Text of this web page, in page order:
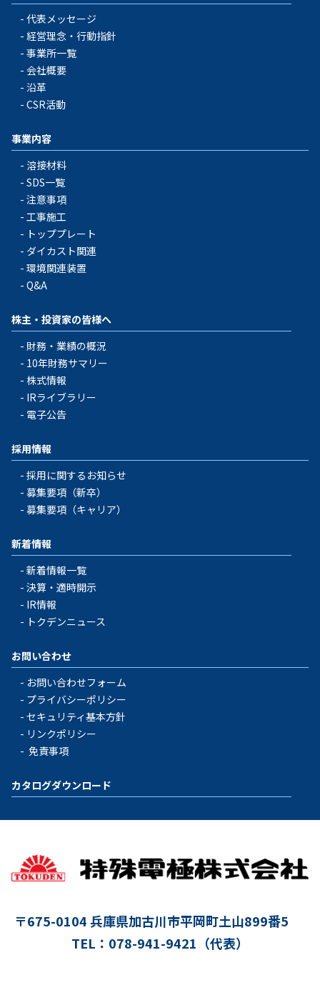
代表メッセージ
経営理念・行動指針
事業所一覧
会社概要
沿革
CSR活動
事業内容
溶接材料
SDS一覧
注意事項
工事施工
トッププレート
ダイカスト関連
環境関連装置
Q&A
株主・投資家の皆様へ
財務・業績の概況
10年財務サマリー
株式情報
IRライブラリー
電子公告
採用情報
採用に関するお知らせ
募集要項（新卒）
募集要項（キャリア）
新着情報
新着情報一覧
決算・適時開示
IR情報
トクデンニュース
お問い合わせ
お問い合わせフォーム
プライバシーポリシー
セキュリティ基本方針
リンクポリシー
免責事項
カタログダウンロード
〒675-0104 兵庫県加古川市平岡町土山899番5
TEL：078-941-9421（代表）